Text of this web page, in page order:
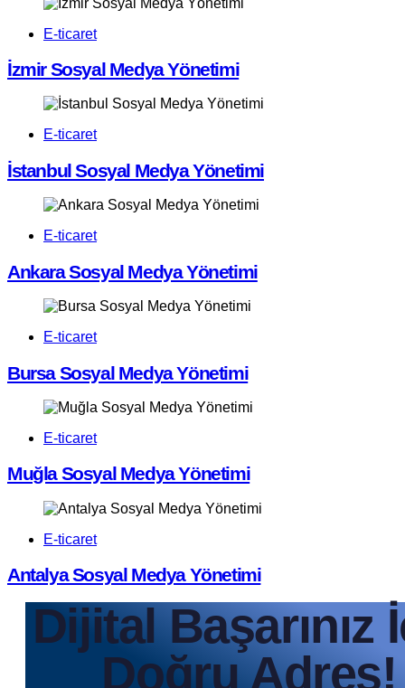
E-ticaret
İzmir Sosyal Medya Yönetimi
E-ticaret
İstanbul Sosyal Medya Yönetimi
E-ticaret
Ankara Sosyal Medya Yönetimi
E-ticaret
Bursa Sosyal Medya Yönetimi
E-ticaret
Muğla Sosyal Medya Yönetimi
E-ticaret
Antalya Sosyal Medya Yönetimi
Dijital Başarınız
Doğru Adres!